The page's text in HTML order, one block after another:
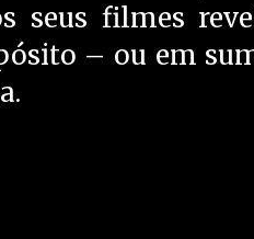
filmes
– ou em